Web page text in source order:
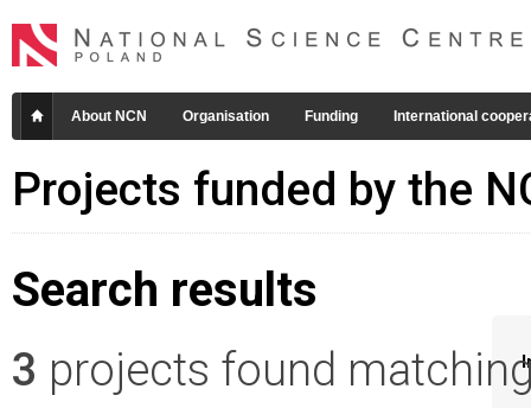
About NCN Organisation Funding International
Projects funded by the
Search results
3 projects found